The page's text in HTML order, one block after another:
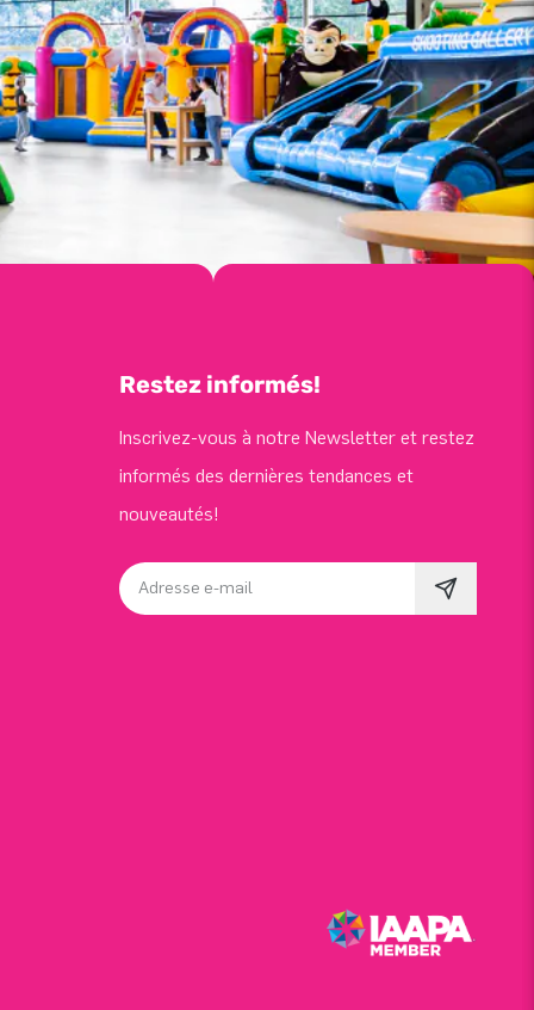
Restez informés!
Inscrivez-vous à notre Newsletter et restez
informés des dernières tendances et
nouveautés!
Adresse e-mail